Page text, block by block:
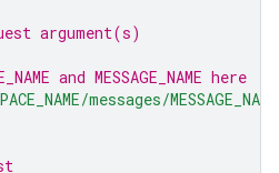
argument(s)
and MESSAGE_NAME here
messages/